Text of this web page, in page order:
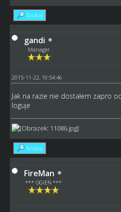
Szukaj
gandi
Manager
2015-11-22, 10:54:46
Jak na razie nie dostałem zapro
loguje
Szukaj
FireMan
*** OGIEŃ ***